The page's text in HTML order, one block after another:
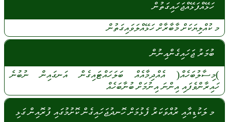
ހަޅޭއްފަޅޭއްޖަހައިގަތުން
މ ކުއްލިޔަކަށްމާބާރާށްހަޅޭއްލަވައިގަތުން
ބުމަރު ޖަހައިގެންއިނުން
)މިސާލުބަހެއް(އެއްދިމާއެއްބަލަހައްޓައިގެންއަނގައިން ނުބުނެ
ހައިރާންވެފައި އިންނައިނުމަށްބުނާބަހެއް
މ ލަކުޑިއާއި ރުއްވަކަރު ފެޅުމަށް ހޮނދުޖަހައިގެން ކޮށުމުގައި ފުރޮއިން ގަޅި